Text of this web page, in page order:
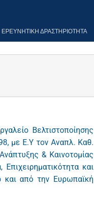
ΕΡΕΥΝΗΤΙΚΉ ΔΡΑΣΤΗΡΙΌΤΗΤΑ
Βελτιστοποίησης
με Ε.Υ τον Αναπλ. Καθ.
& Καινοτομίας
και
και από την Ευρωπαϊκή